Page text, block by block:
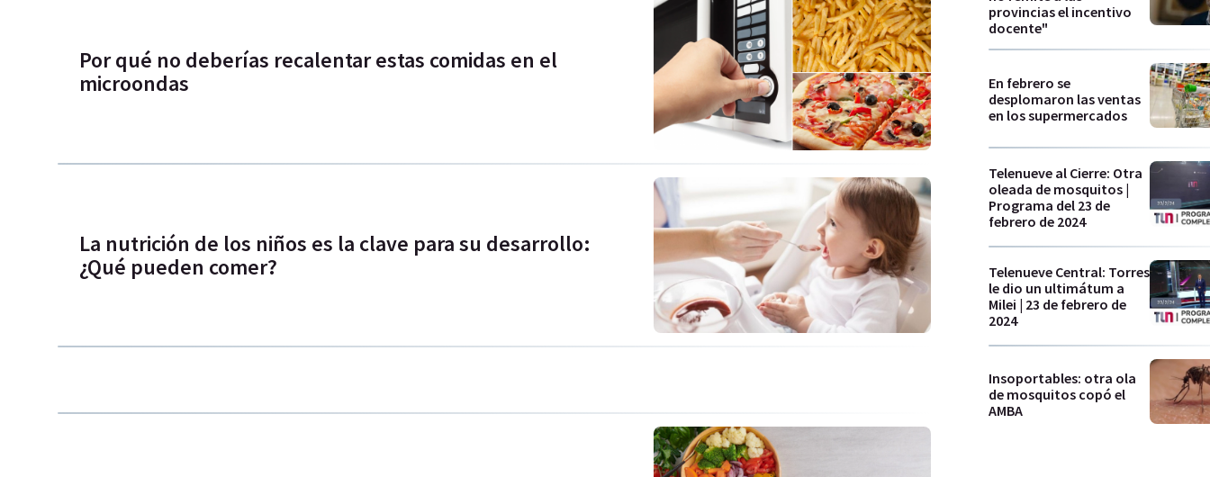
Por qué no deberías recalentar estas comidas en el
microondas
La nutrición de los niños es la clave para su desarrollo:
¿Qué pueden comer?
provincias el incentivo
docente"
En febrero se
desplomaron las ventas
en los supermercados
Telenueve al Cierre: Otra
oleada de mosquitos |
Programa del 23 de
febrero de 2024
Telenueve Central: Torres
le dio un ultimátum a
Milei | 23 de febrero de
2024
Insoportables: otra ola
de mosquitos copó el
AMBA